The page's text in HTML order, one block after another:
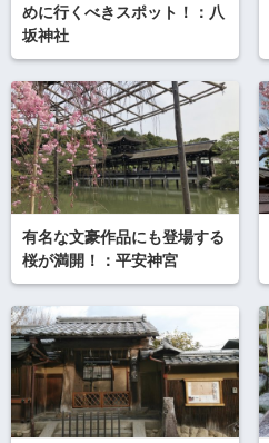
めに行くべきスポット！：八
坂神社
有名な文豪作品にも登場する
桜が満開！：平安神宮